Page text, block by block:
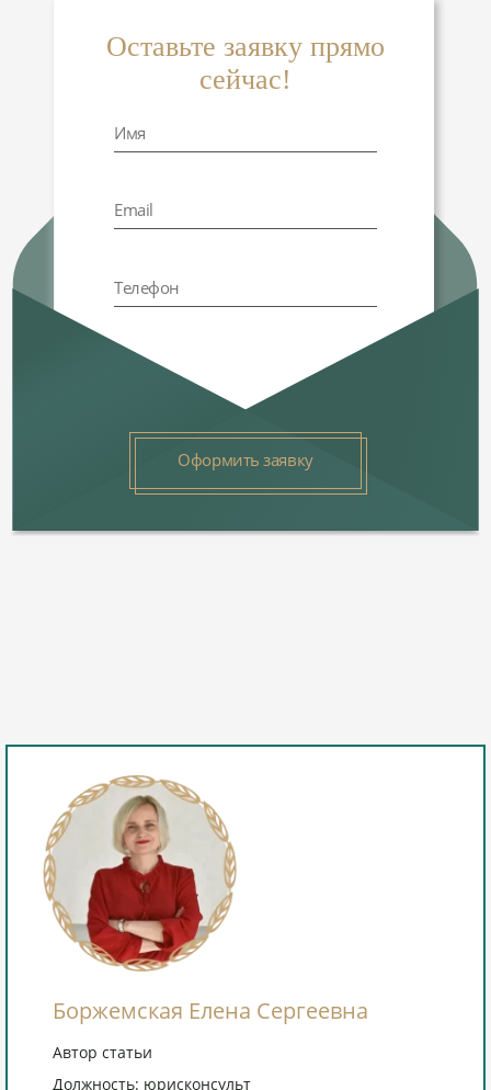
Оставьте заявку прямо
сейчас!
Боржемская Елена Сергеевна
Автор статьи
Должность: юрисконсульт